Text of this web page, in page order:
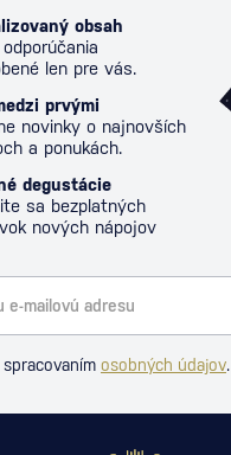
obsah
len pre vás.
prvými
novinky o najnovších
a ponukách.
degustácie
sa bezplatných
nových nápojov
osobných údajov.